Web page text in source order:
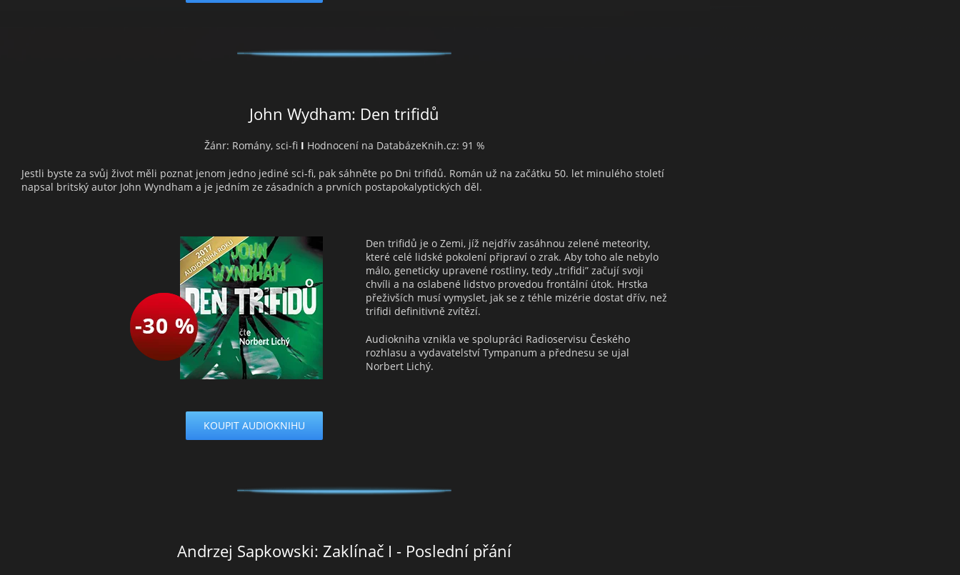
John Wydham: Den trifidů
Žánr: Romány, sci-fi I Hodnocení na DatabázeKnih.cz: 91 %
Jestli byste za svůj život měli poznat jenom jedno jediné sci-fi, pak sáhněte po Dni trifidů. Román už na začátku 50. let minulého století
napsal britský autor John Wyndham a je jedním ze zásadních a prvních postapokalyptických děl.
KOUPIT AUDIOKNIHU
Den trifidů je o Zemi, jíž nejdřív zasáhnou zelené meteority,
které celé lidské pokolení připraví o zrak. Aby toho ale nebylo
málo, geneticky upravené rostliny, tedy „trifidi” začují svoji
chvíli a na oslabené lidstvo provedou frontální útok. Hrstka
přeživších musí vymyslet, jak se z téhle mizérie dostat dřív, než
trifidi definitivně zvítězí.
Audiokniha vznikla ve spolupráci Radioservisu Českého
rozhlasu a vydavatelství Tympanum a přednesu se ujal
Norbert Lichý.
Andrzej Sapkowski: Zaklínač I - Poslední přání